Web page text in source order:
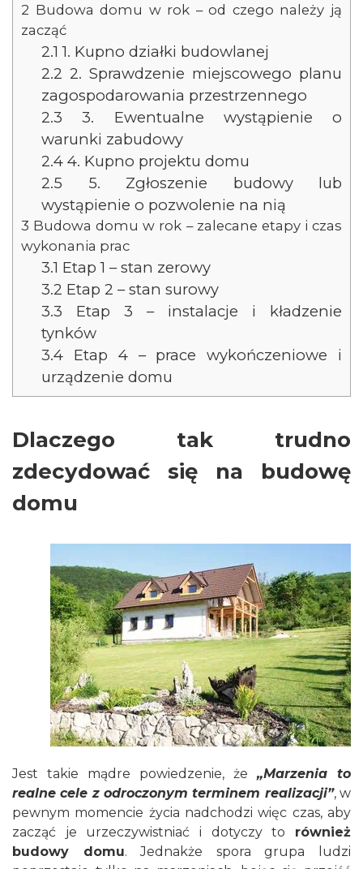
2 Budowa domu w rok – od czego należy ją
zacząć
2.1 1. Kupno działki budowlanej
2.2 2. Sprawdzenie miejscowego planu
zagospodarowania przestrzennego
2.3 3. Ewentualne wystąpienie o
warunki zabudowy
2.4 4. Kupno projektu domu
2.5 5. Zgłoszenie budowy lub
wystąpienie o pozwolenie na nią
3 Budowa domu w rok – zalecane etapy i czas
wykonania prac
3.1 Etap 1 – stan zerowy
3.2 Etap 2 – stan surowy
3.3 Etap 3 – instalacje i kładzenie
tynków
3.4 Etap 4 – prace wykończeniowe i
urządzenie domu
Dlaczego tak trudno
zdecydować się na budowę
domu
Jest takie mądre powiedzenie, że „Marzenia to
realne cele z odroczonym terminem realizacji”, w
pewnym momencie życia nadchodzi więc czas, aby
zacząć je urzeczywistniać i dotyczy to również
budowy domu. Jednakże spora grupa ludzi